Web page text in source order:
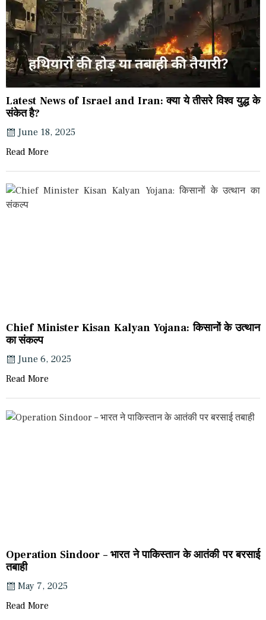
Latest News of Israel and Iran: क्या ये तीसरे विश्व युद्ध के
संकेत है?
June 18, 2025
Read More
Chief Minister Kisan Kalyan Yojana: किसानों के उत्थान
का संकल्प
June 6, 2025
Read More
Operation Sindoor – भारत ने पाकिस्तान के आतंकी पर बरसाई
तबाही
May 7, 2025
Read More